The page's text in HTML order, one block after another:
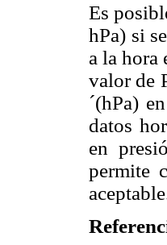
Es
hPa) si
a la hora
valor de
´(hPa)
datos
en
permite